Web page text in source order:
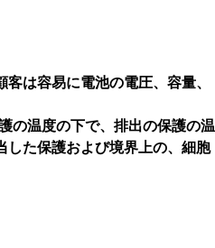
は容易に電池の電圧、容量、
の温度の下で、排出の保護の温
した保護および境界上の、細胞